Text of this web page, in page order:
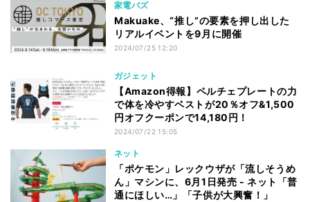
家電バズ
Makuake、“推し”の要素を押し出した
リアルイベントを9月に開催
2024/07/25 12:20
ガジェット
【Amazon得報】ペルチェプレートの力
で体を冷やすベストが20％オフ&1,500
円オフクーポンで14,180円！
2024/07/22 15:05
ネット
「ポケモン」レックウザが「流しそうめ
ん」マシンに、6月1日発売 - ネット「普
通にほしい…」「子供が大興奮！」